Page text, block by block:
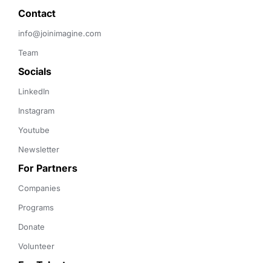
Contact
info@joinimagine.com
Team
Socials
LinkedIn
Instagram
Youtube
Newsletter
For Partners
Companies
Programs
Donate
Volunteer